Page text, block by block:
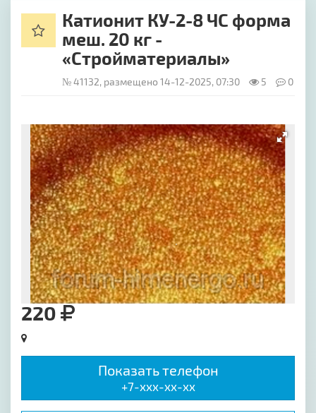
Катионит КУ-2-8 ЧС форма
меш. 20 кг -
«Стройматериалы»
№ 41132, размещено 14-12-2025, 07:30 5 0
220
Показать телефон
+7-xxx-xx-xx